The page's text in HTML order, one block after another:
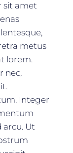
sit amet
metus
lorem.
nec,
Integer
arcu. Ut